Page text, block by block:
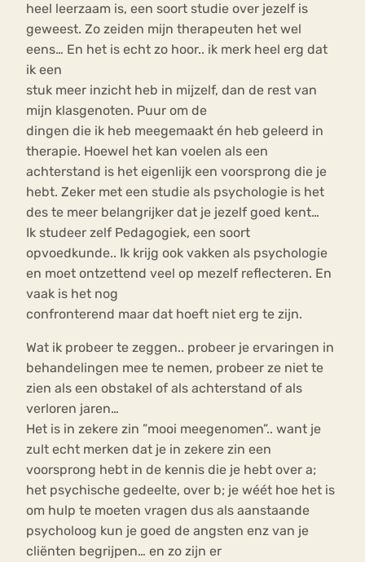
heel leerzaam is, een soort studie over jezelf is
geweest. Zo zeiden mijn therapeuten het wel
eens… En het is echt zo hoor.. ik merk heel erg dat
ik een
stuk meer inzicht heb in mijzelf, dan de rest van
mijn klasgenoten. Puur om de
dingen die ik heb meegemaakt én heb geleerd in
therapie. Hoewel het kan voelen als een
achterstand is het eigenlijk een voorsprong die je
hebt. Zeker met een studie als psychologie is het
des te meer belangrijker dat je jezelf goed kent…
Ik studeer zelf Pedagogiek, een soort
opvoedkunde.. Ik krijg ook vakken als psychologie
en moet ontzettend veel op mezelf reflecteren. En
vaak is het nog
confronterend maar dat hoeft niet erg te zijn.
Wat ik probeer te zeggen.. probeer je ervaringen in
behandelingen mee te nemen, probeer ze niet te
zien als een obstakel of als achterstand of als
verloren jaren…
Het is in zekere zin ”mooi meegenomen”.. want je
zult echt merken dat je in zekere zin een
voorsprong hebt in de kennis die je hebt over a;
het psychische gedeelte, over b; je wéét hoe het is
om hulp te moeten vragen dus als aanstaande
psycholoog kun je goed de angsten enz van je
cliënten begrijpen… en zo zijn er